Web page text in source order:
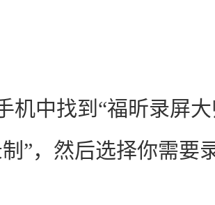
中找到“福昕录屏大
”，然后选择你需要